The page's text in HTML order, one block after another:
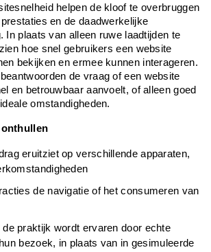
helpen de kloof te overbruggen
en de daadwerkelijke
In plaats van alleen ruwe laadtijden te
hoe snel gebruikers een website
bekijken en ermee kunnen interageren.
de vraag of een website
en betrouwbaar aanvoelt, of alleen goed
omstandigheden.
onthullen
eruitziet op verschillende apparaten,
de navigatie of het consumeren van
de praktijk wordt ervaren door echte
bezoek, in plaats van in gesimuleerde